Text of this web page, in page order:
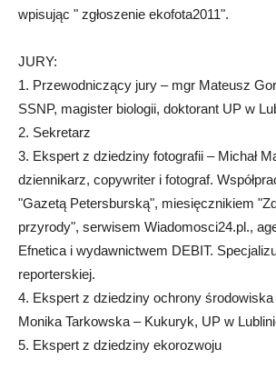
wpisując " zgłoszenie ekofota2011".
JURY:
1. Przewodniczący jury – mgr Mateusz
SSNP, magister biologii, doktorant UP w
2. Sekretarz
3. Ekspert z dziedziny fotografii – Michał
dziennikarz, copywriter i fotograf.
"Gazetą Petersburską", miesięcznikiem
przyrody", serwisem Wiadomosci24.pl.,
Efnetica i wydawnictwem DEBIT.
reporterskiej.
4. Ekspert z dziedziny ochrony
Monika Tarkowska – Kukuryk, UP w
5. Ekspert z dziedziny ekorozwoju